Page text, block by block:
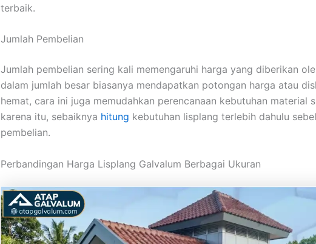
terbaik.
Jumlah Pembelian
Jumlah pembelian sering kali memengaruhi harga yang diberikan
dalam jumlah besar biasanya mendapatkan potongan harga atau
hemat, cara ini juga memudahkan perencanaan kebutuhan material
karena itu, sebaiknya hitung kebutuhan lisplang terlebih dahulu
pembelian.
Perbandingan Harga Lisplang Galvalum Berbagai Ukuran